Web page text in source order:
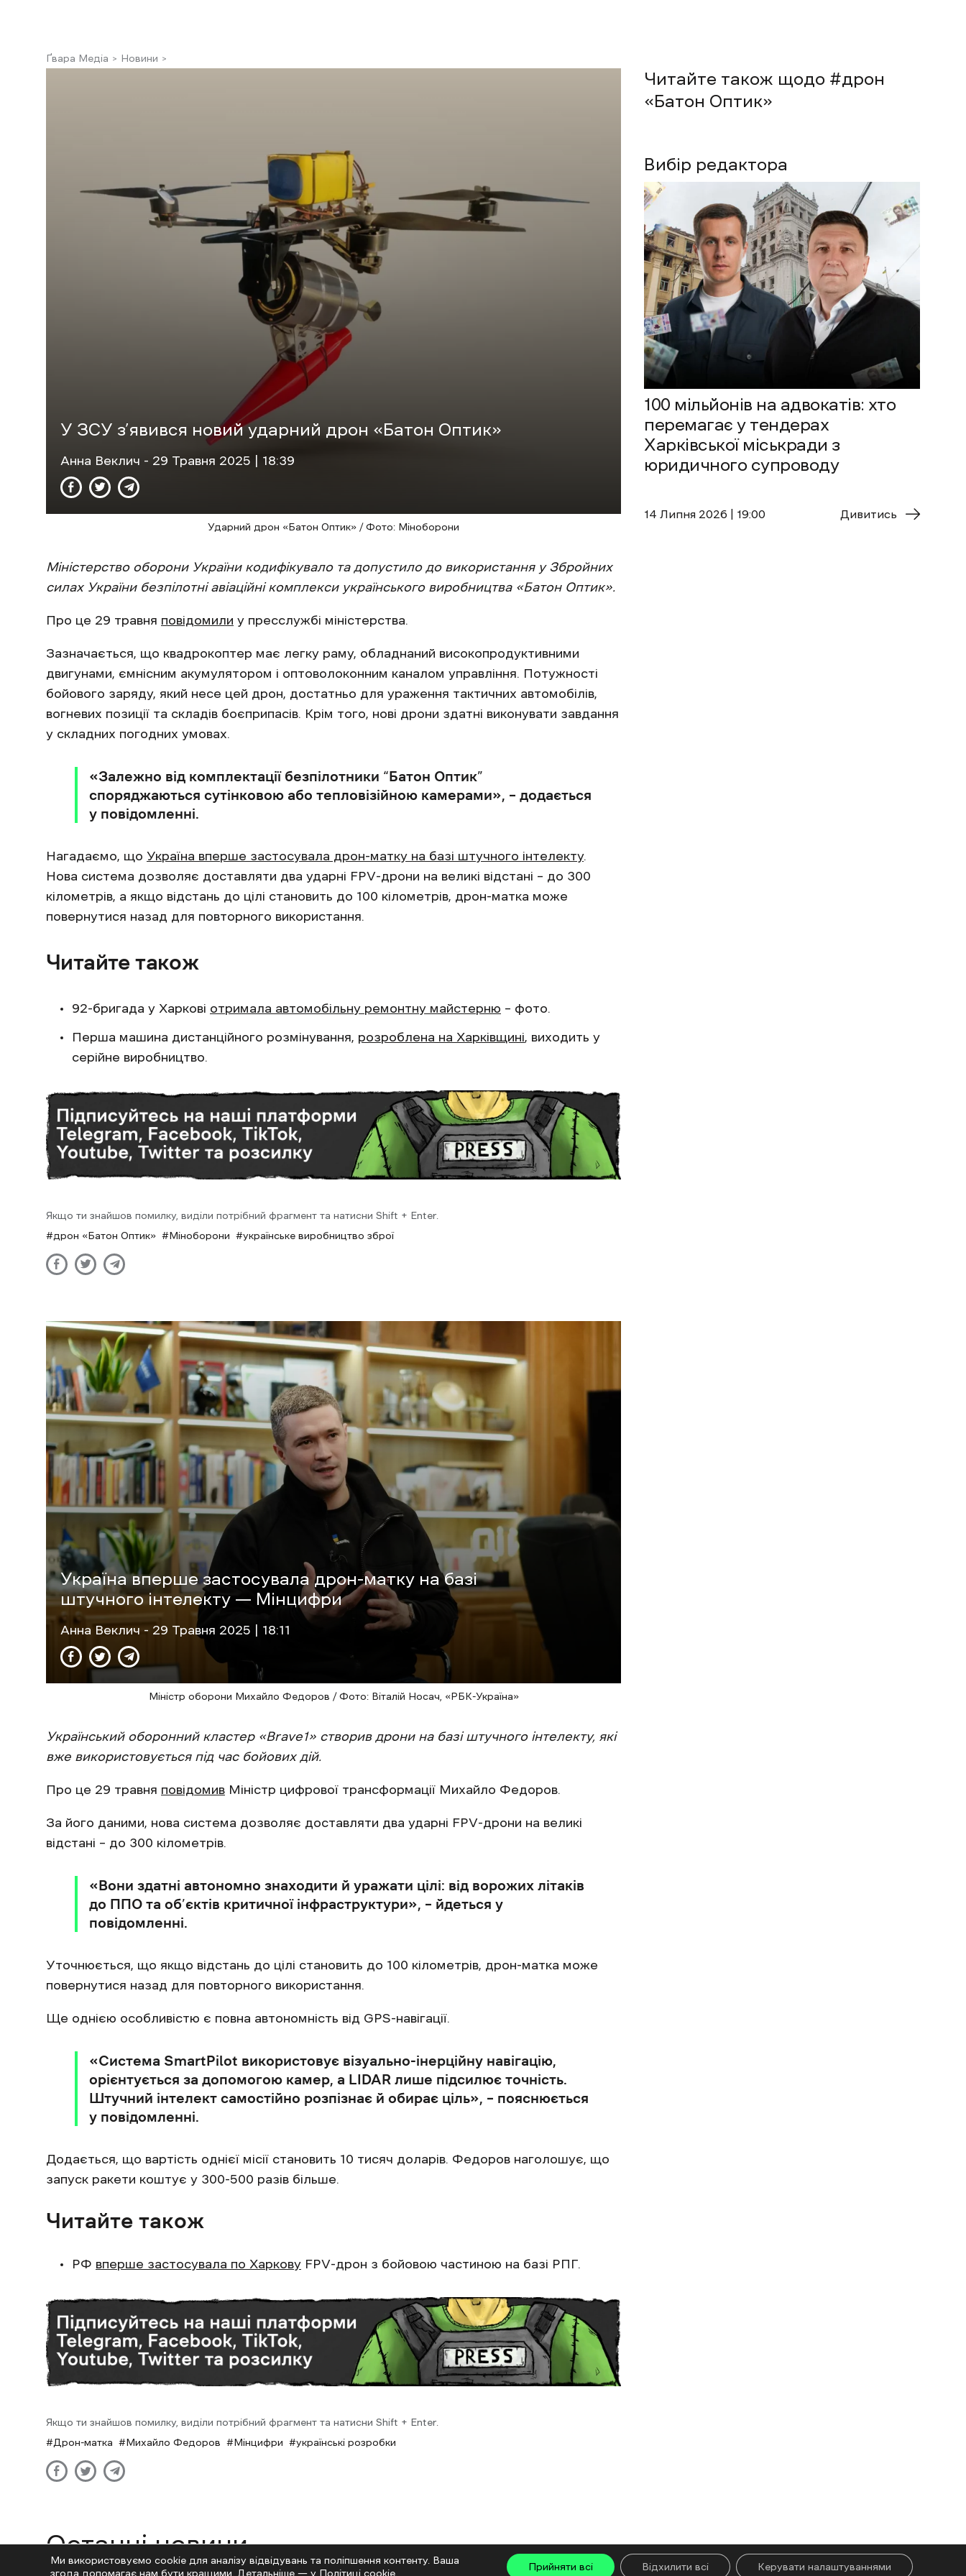
Ґвара Медіа Новини
У ЗСУ з’явився новий ударний дрон «Батон Оптик»
Анна Веклич - 29 Травня 2025 | 18:39
Ударний дрон «Батон Оптик» / Фото: Міноборони
Міністерство оборони України кодифікувало та допустило до використання у Збройних
силах України безпілотні авіаційні комплекси українського виробництва «Батон Оптик».
Про це 29 травня повідомили у пресслужбі міністерства.
Зазначається, що квадрокоптер має легку раму, обладнаний високопродуктивними
двигунами, ємнісним акумулятором і оптоволоконним каналом управління. Потужності
бойового заряду, який несе цей дрон, достатньо для ураження тактичних автомобілів,
вогневих позиції та складів боєприпасів. Крім того, нові дрони здатні виконувати завдання
у складних погодних умовах.
‎«Залежно від комплектації безпілотники “Батон Оптик”
споряджаються сутінковою або тепловізійною камерами‎», – додається
у повідомленні.
Нагадаємо, що Україна вперше застосувала дрон-матку на базі штучного інтелекту.
Нова система дозволяє доставляти два ударні FPV-дрони на великі відстані – до 300
кілометрів, а якщо відстань до цілі становить до 100 кілометрів, дрон-матка може
повернутися назад для повторного використання.
Читайте також
92-бригада у Харкові отримала автомобільну ремонтну майстерню – фото.
Перша машина дистанційного розмінування, розроблена на Харківщині, виходить у
серійне виробництво.
Якщо ти знайшов помилку, виділи потрібний фрагмент та натисни Shift + Enter.
дрон «Батон Оптик»
Міноборони українське виробництво зброї
Україна вперше застосувала дрон-матку на базі
штучного інтелекту — Мінцифри
Анна Веклич - 29 Травня 2025 | 18:11
Міністр оборони Михайло Федоров / Фото: Віталій Носач, «РБК-Україна»
Український оборонний кластер ‎«Brave1‎» створив дрони на базі штучного інтелекту, які
вже використовується під час бойових дій.
Про це 29 травня повідомив Міністр цифрової трансформації Михайло Федоров.
За його даними, нова система дозволяє доставляти два ударні FPV-дрони на великі
відстані – до 300 кілометрів.
‎«Вони здатні автономно знаходити й уражати цілі: від ворожих літаків
до ППО та об’єктів критичної інфраструктури‎», – йдеться у
повідомленні.
Уточнюється, що якщо відстань до цілі становить до 100 кілометрів, дрон-матка може
повернутися назад для повторного використання.
Ще однією особливістю є повна автономність від GPS-навігації.
‎«Система SmartPilot використовує візуально-інерційну навігацію,
орієнтується за допомогою камер, а LIDAR лише підсилює точність.
Штучний інтелект самостійно розпізнає й обирає ціль‎», – пояснюється
у повідомленні.
Додається, що вартість однієї місії становить 10 тисяч доларів. Федоров наголошує, що
запуск ракети коштує у 300-500 разів більше.
Читайте також
РФ вперше застосувала по Харкову FPV-дрон з бойовою частиною на базі РПГ.
Якщо ти знайшов помилку, виділи потрібний фрагмент та натисни Shift + Enter.
Дрон-матка
Михайло Федоров Мінцифри українські розробки
Вибір редактора
100 мільйонів на адвокатів: хто
перемагає у тендерах
Харківської міськради з
юридичного супроводу
14 Липня 2026 | 19:00 Дивитись
Читайте також щодо #дрон
«Батон Оптик»
Останні новини
Ми використовуємо cookie для аналізу відвідувань та поліпшення контенту. Ваша
згода допомагає нам бути кращими. Детальніше — у Політиці cookie
Прийняти всі Відхилити всі Керувати налаштуваннями